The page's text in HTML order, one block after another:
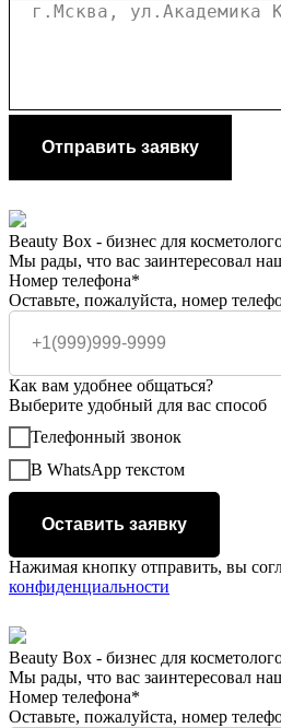
Отправить заявку
Beauty Box - бизнес для
Мы рады, что вас заинтересовал
Номер телефона*
Оставьте, пожалуйста, номер
Как вам удобнее общаться?
Выберите удобный для вас способ
Телефонный звонок
В WhatsApp текстом
Оставить заявку
Нажимая кнопку отправить, вы
конфиденциальности
Beauty Box - бизнес для
Мы рады, что вас заинтересовал
Номер телефона*
Оставьте, пожалуйста, номер